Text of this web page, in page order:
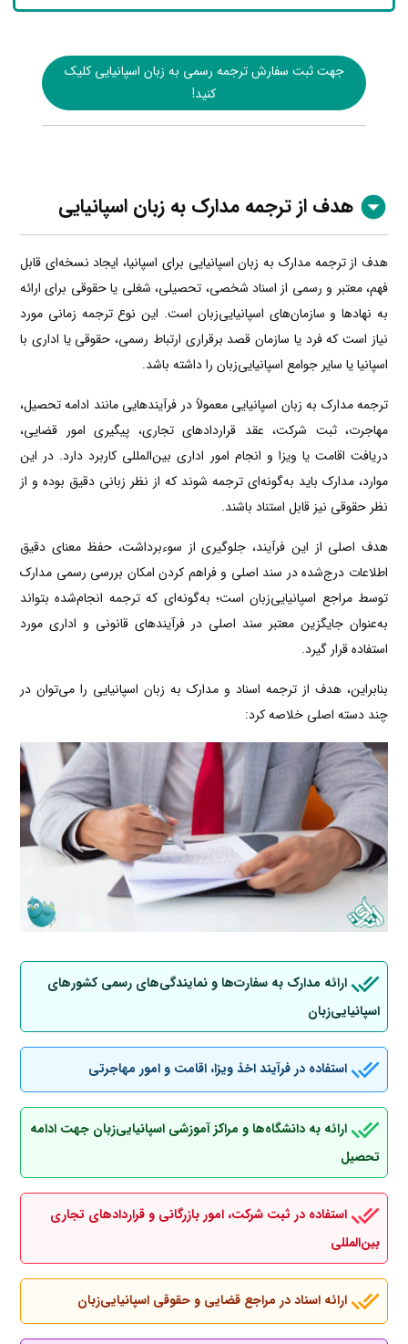
جهت ثبت سفارش ترجمه رسمی به زبان اسپانیایی کلیک
کنید!
هدف از ترجمه مدارک به زبان اسپانیایی
هدف از ترجمه مدارک به زبان اسپانیایی برای اسپانیا، ایجاد نسخه‌ای قابل
فهم، معتبر و رسمی از اسناد شخصی، تحصیلی، شغلی یا حقوقی برای ارائه
به نهادها و سازمان‌های اسپانیایی‌زبان است. این نوع ترجمه زمانی مورد
نیاز است که فرد یا سازمان قصد برقراری ارتباط رسمی، حقوقی یا اداری با
اسپانیا یا سایر جوامع اسپانیایی‌زبان را داشته باشد.
ترجمه مدارک به زبان اسپانیایی معمولاً در فرآیندهایی مانند ادامه تحصیل،
مهاجرت، ثبت شرکت، عقد قراردادهای تجاری، پیگیری امور قضایی،
دریافت اقامت یا ویزا و انجام امور اداری بین‌المللی کاربرد دارد. در این
موارد، مدارک باید به‌گونه‌ای ترجمه شوند که از نظر زبانی دقیق بوده و از
نظر حقوقی نیز قابل استناد باشند.
هدف اصلی از این فرآیند، جلوگیری از سوءبرداشت، حفظ معنای دقیق
اطلاعات درج‌شده در سند اصلی و فراهم کردن امکان بررسی رسمی مدارک
توسط مراجع اسپانیایی‌زبان است؛ به‌گونه‌ای که ترجمه انجام‌شده بتواند
به‌عنوان جایگزین معتبر سند اصلی در فرآیندهای قانونی و اداری مورد
استفاده قرار گیرد.
بنابراین، هدف از ترجمه اسناد و مدارک به زبان اسپانیایی را می‌توان در
چند دسته اصلی خلاصه کرد:
ارائه مدارک به سفارت‌ها و نمایندگی‌های رسمی کشورهای
اسپانیایی‌زبان
استفاده در فرآیند اخذ ویزا، اقامت و امور مهاجرتی
ارائه به دانشگاه‌ها و مراکز آموزشی اسپانیایی‌زبان جهت ادامه
تحصیل
استفاده در ثبت شرکت، امور بازرگانی و قراردادهای تجاری
بین‌المللی
ارائه اسناد در مراجع قضایی و حقوقی اسپانیایی‌زبان